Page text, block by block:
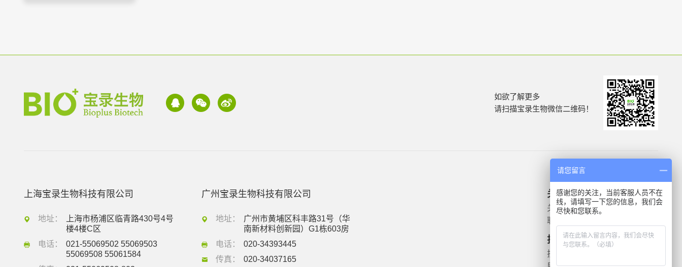
如欲了解更多
请扫描宝录生物微信二维码！
上海宝录生物科技有限公司
地址：
上海市杨浦区临青路430号4号
楼4楼C区
电话：
021-55069502 55069503
55069508 55061584
广州宝录生物科技有限公司
地址：
广州市黄埔区科丰路31号（华
南新材料创新园）G1栋603房
电话：
020-34393445
传真：
020-34037165
关于我们
关于我们
联系我们
技术支持
技术文档
产品信息
微生物质控菌株
遗传毒理
药敏检测
请您留言
感谢您的关注，当前客服人员不在
线，请填写一下您的信息，我们会
尽快和您联系。